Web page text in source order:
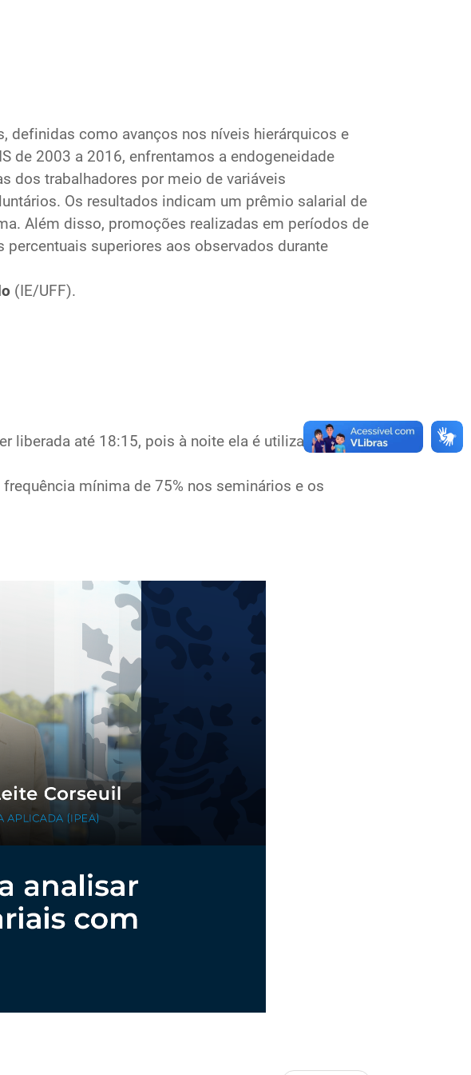
definidas como avanços nos níveis hierárquicos e
de 2003 a 2016, enfrentamos a endogeneidade
dos trabalhadores por meio de variáveis
Os resultados indicam um prêmio salarial de
Além disso, promoções realizadas em períodos de
superiores aos observados durante
(IE/UFF).
liberada até 18:15, pois à noite ela é utilizada pelo
mínima de 75% nos seminários e os